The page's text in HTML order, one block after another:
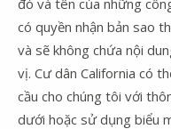
có quyền nhận bản sao
và sẽ không chứa nội
vị. Cư dân California có
cầu cho chúng tôi với
dưới hoặc sử dụng biểu